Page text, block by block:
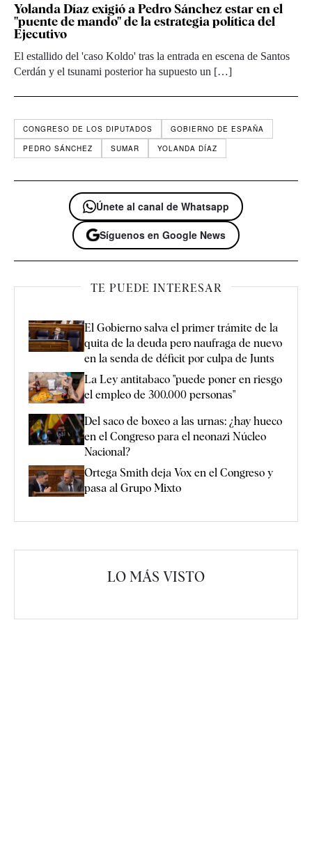
Yolanda Díaz exigió a Pedro Sánchez estar en el
"puente de mando" de la estrategia política del
Ejecutivo
El estallido del 'caso Koldo' tras la entrada en escena de Santos
Cerdán y el tsunami posterior ha supuesto un […]
CONGRESO DE LOS DIPUTADOS
GOBIERNO DE ESPAÑA
PEDRO SÁNCHEZ
SUMAR YOLANDA DÍAZ
Únete al canal de Whatsapp
Síguenos en Google News
TE PUEDE INTERESAR
El Gobierno salva el primer trámite de la
quita de la deuda pero naufraga de nuevo
en la senda de déficit por culpa de Junts
La Ley antitabaco "puede poner en riesgo
el empleo de 300.000 personas"
Del saco de boxeo a las urnas: ¿hay hueco
en el Congreso para el neonazi Núcleo
Nacional?
Ortega Smith deja Vox en el Congreso y
pasa al Grupo Mixto
LO MÁS VISTO